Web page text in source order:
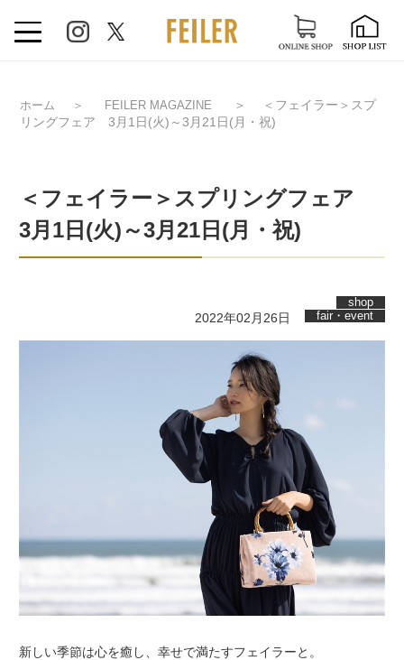
ホーム ＞ FEILER MAGAZINE ＞
＜フェイラー＞スプ
リングフェア 3月1日(火)～3月21日(月・祝)
＜フェイラー＞スプリングフェア
3月1日(火)～3月21日(月・祝)
2022年02月26日
shop
fair・event
新しい季節は心を癒し、幸せで満たすフェイラーと。